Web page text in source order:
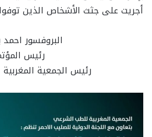
أجريت على جثث الأشخاص الذين
البروفسور
رئيس
رئيس الجمعية